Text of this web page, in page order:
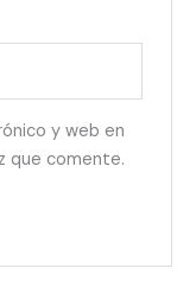
y web en
que comente.